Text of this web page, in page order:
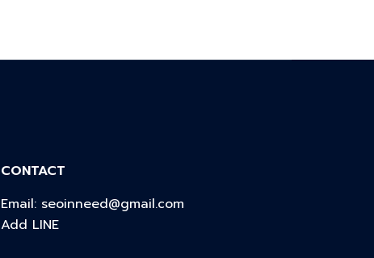
CONTACT
Email: seoinneed@gmail.com
Add LINE